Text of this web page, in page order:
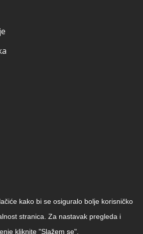
kako bi se osiguralo bolje korisničko
stranica. Za nastavak pregleda i
kliknite "Slažem se".